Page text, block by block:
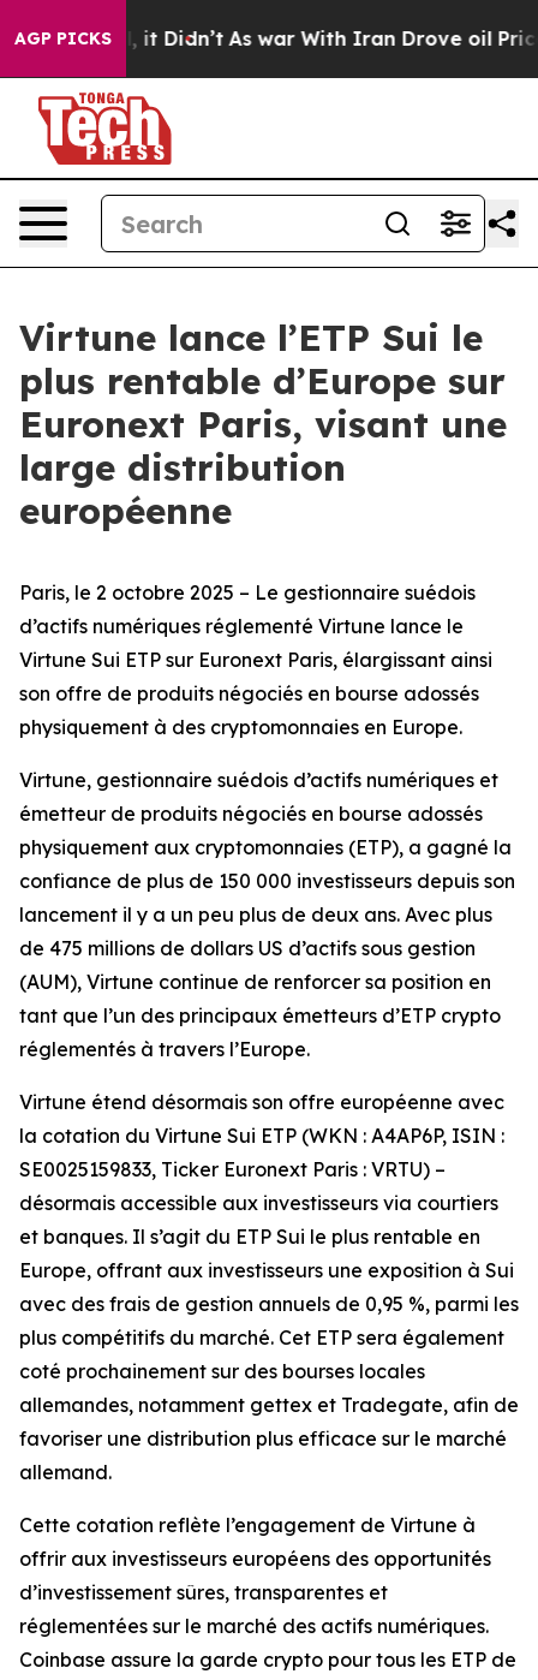
AGP PICKS
Well, it Didn’t As war With Iran Drove oil Prices
Virtune lance l’ETP Sui le
plus rentable d’Europe sur
Euronext Paris, visant une
large distribution
européenne
Paris, le 2 octobre 2025 – Le gestionnaire suédois
d’actifs numériques réglementé Virtune lance le
Virtune Sui ETP sur Euronext Paris, élargissant ainsi
son offre de produits négociés en bourse adossés
physiquement à des cryptomonnaies en Europe.
Virtune, gestionnaire suédois d’actifs numériques et
émetteur de produits négociés en bourse adossés
physiquement aux cryptomonnaies (ETP), a gagné la
confiance de plus de 150 000 investisseurs depuis son
lancement il y a un peu plus de deux ans. Avec plus
de 475 millions de dollars US d’actifs sous gestion
(AUM), Virtune continue de renforcer sa position en
tant que l’un des principaux émetteurs d’ETP crypto
réglementés à travers l’Europe.
Virtune étend désormais son offre européenne avec
la cotation du Virtune Sui ETP (WKN : A4AP6P, ISIN :
SE0025159833, Ticker Euronext Paris : VRTU) –
désormais accessible aux investisseurs via courtiers
et banques. Il s’agit du ETP Sui le plus rentable en
Europe, offrant aux investisseurs une exposition à Sui
avec des frais de gestion annuels de 0,95 %, parmi les
plus compétitifs du marché. Cet ETP sera également
coté prochainement sur des bourses locales
allemandes, notamment gettex et Tradegate, afin de
favoriser une distribution plus efficace sur le marché
allemand.
Cette cotation reflète l’engagement de Virtune à
offrir aux investisseurs européens des opportunités
d’investissement sûres, transparentes et
réglementées sur le marché des actifs numériques.
Coinbase assure la garde crypto pour tous les ETP de